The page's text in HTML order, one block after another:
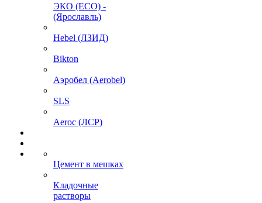
ЭКО (ECO) -
(Ярославль)
Hebel (ЛЗИД)
Bikton
Аэробел (Aerobel)
SLS
Aeroc (ЛСР)
Цемент в мешках
Кладочные
растворы